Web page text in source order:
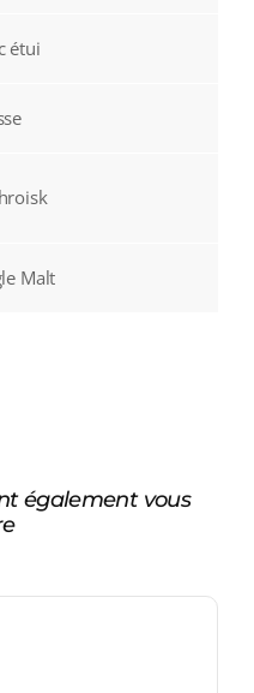
étui
Malt
également vous